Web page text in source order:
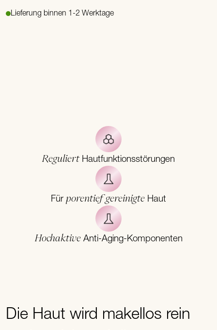
Lieferung binnen 1-2 Werktage
ReguliertHautfunktionsstörungen
Für porentief gereinigte Haut
HochaktiveAnti-Aging-Komponenten
Die Haut wird makellos rein